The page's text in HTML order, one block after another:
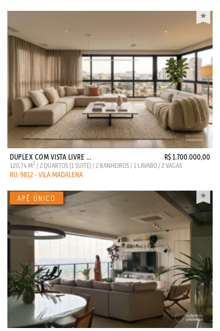
DUPLEX COM VISTA LIVRE ... R$ 1.700.000,00
120,74 M2 / 2 QUARTOS (1 SUITE) / 2 BANHEIROS / 1 LAVABO / 2 VAGAS
RU: 9812 - VILA MADALENA